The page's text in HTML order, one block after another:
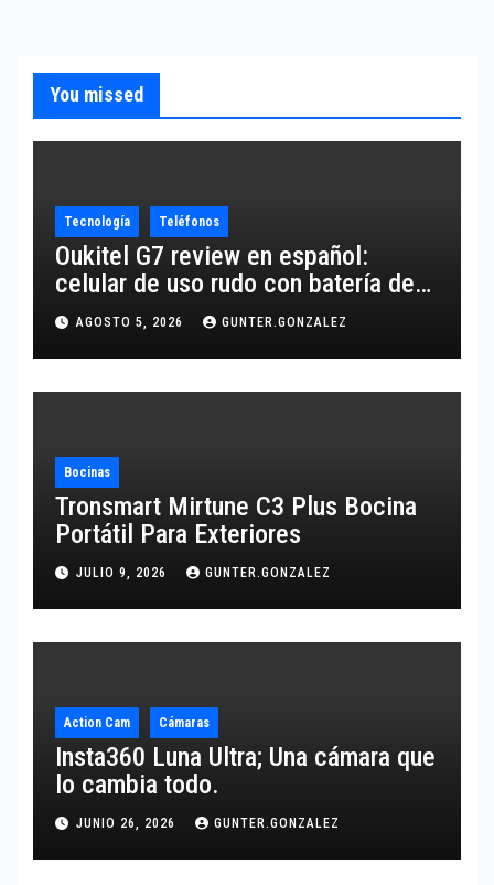
You missed
Tecnología Teléfonos
Oukitel G7 review en español:
celular de uso rudo con batería de
10,600 mAh
AGOSTO 5, 2026 GUNTER.GONZALEZ
Bocinas
Tronsmart Mirtune C3 Plus Bocina
Portátil Para Exteriores
JULIO 9, 2026 GUNTER.GONZALEZ
Action Cam Cámaras
Insta360 Luna Ultra; Una cámara que
lo cambia todo.
JUNIO 26, 2026 GUNTER.GONZALEZ